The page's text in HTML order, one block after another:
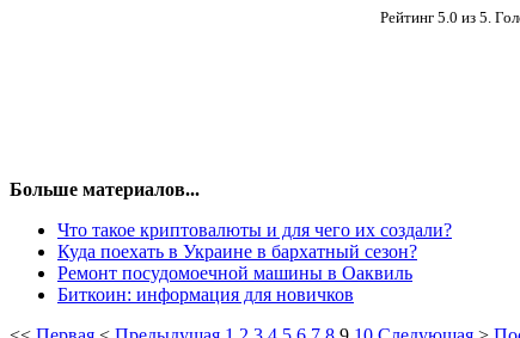
Рейтинг 5.0 из 5.
Больше материалов...
Что такое криптовалюты и для чего их создали?
Куда поехать в Украине в бархатный сезон?
Ремонт посудомоечной машины в Оаквиль
Биткоин: информация для новичков